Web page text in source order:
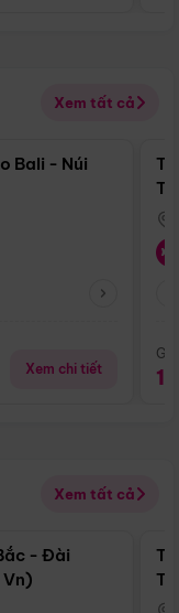
Xem tất cả
Điểm nổi bật
Bali - Núi
Xem chi tiết
Xem tất cả
Điểm nổi bật
- Đài